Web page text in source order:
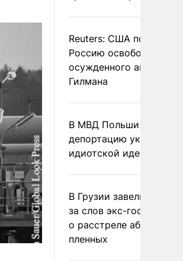
Reuters: США
Россию освободить
осужденного
Гилмана
В МВД Польши назвали
депортацию украинцев
идиотской идеей
В Грузии завели дело
за слов экс-
о расстреле абхазских
пленных